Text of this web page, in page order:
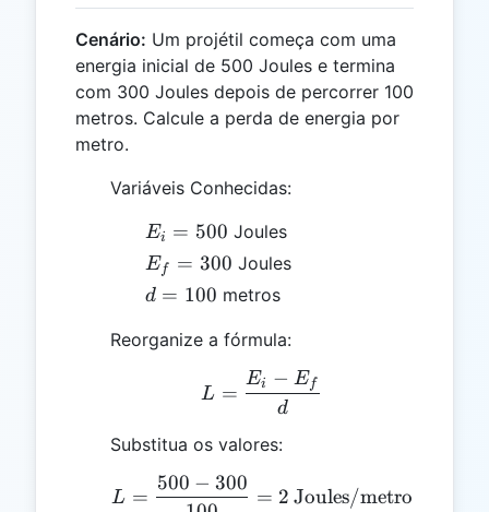
Cenário: Um projétil começa com uma
energia inicial de 500 Joules e termina
com 300 Joules depois de percorrer 100
metros. Calcule a perda de energia por
metro.
Variáveis Conhecidas:
E_i
=
500
Ei = 500 Joules
E_f
=
Ef = 300 Joules
d
100
d = 100 metros
Reorganize a fórmula:
L = \frac{E_i - E_f}{d}
L =
d
Ei − Ef
Substitua os valores:
L = \frac{500 -
L =
500 − 300
= 2 Joules/metro